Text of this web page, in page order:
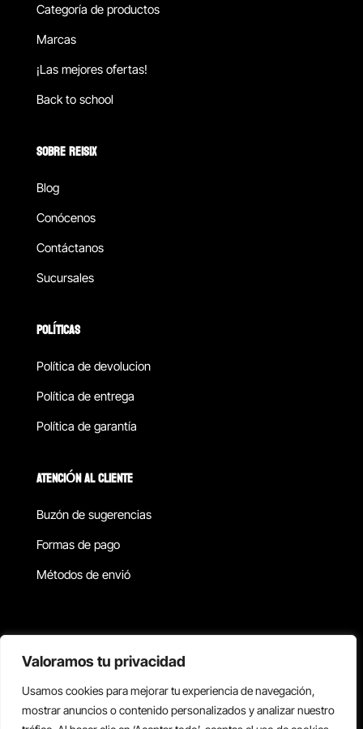
Valoramos tu privacidad
Usamos cookies para mejorar tu experiencia de navegación,
mostrar anuncios o contenido personalizados y analizar nuestro
Categoría de productos
Marcas
¡Las mejores ofertas!
Back to school
SOBRE REISIX
Blog
Conócenos
Contáctanos
Sucursales
POLÍTICAS
Política de devolucion
Política de entrega
Política de garantía
ATENCIÓN AL CLIENTE
Buzón de sugerencias
Formas de pago
Métodos de envió
Copyright © 2026 Reisix. Todos los derechos reservados.